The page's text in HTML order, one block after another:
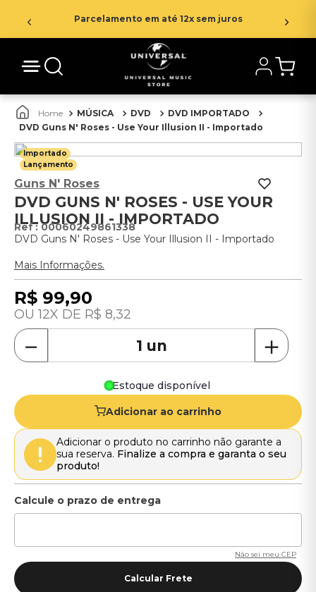
Parcelamento em até 12x sem juros
MÚSICA DVD
DVD IMPORTADO
DVD Guns N' Roses - Use Your Illusion II - Importado
Importado
Lançamento
Guns N' Roses
DVD GUNS N' ROSES - USE YOUR
ILLUSION II - IMPORTADO
: 00060249861338
DVD Guns N' Roses - Use Your Illusion II - Importado
Mais Informações.
R$ 99,90
12 R$ 8,32
＋
－
Estoque disponível
Adicionar ao carrinho
Adicionar o produto no carrinho não garante a
sua reserva. Finalize a compra e garanta o seu
produto!
Não sei meu CEP